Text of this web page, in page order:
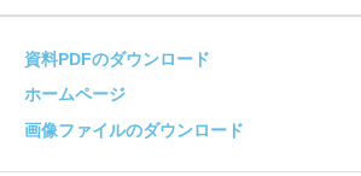
資料PDFのダウンロード
ホームページ
画像ファイルのダウンロード